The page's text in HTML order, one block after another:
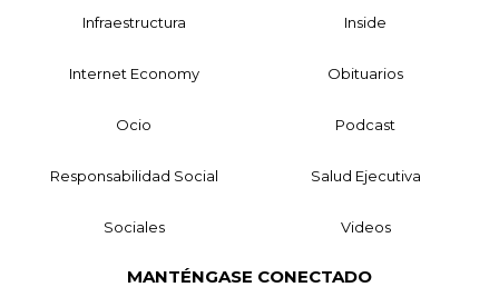
Infraestructura Inside
Internet Economy Obituarios
Ocio Podcast
Responsabilidad Social Salud Ejecutiva
Sociales Videos
MANTÉNGASE CONECTADO